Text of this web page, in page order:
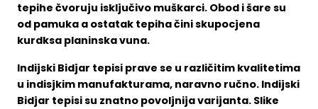
tepihe čvoruju isključivo muškarci. Obod i šare su
od pamuka a ostatak tepiha čini skupocjena
kurdksa planinska vuna.
Indijski Bidjar tepisi prave se u različitim kvalitetima
u indisjkim manufakturama, naravno ručno. Indijski
Bidjar tepisi su znatno povoljnija varijanta. Slike